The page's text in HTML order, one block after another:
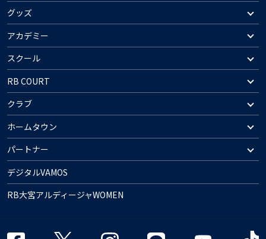
グッズ
アカデミー
スクール
RB COURT
クラブ
ホームタウン
パートナー
デジタルVAMOS
RB大宮アルディージャWOMEN